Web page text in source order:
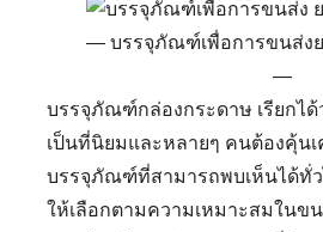
บรรจุภัณฑ์เพื่อการขนส่ง
บรรจุภัณฑ์กล่องกระดาษ เรียกไ
เป็นที่นิยมและหลายๆ คนต้องคุ้น
บรรจุภัณฑ์ที่สามารถพบเห็นได้ทั่
ให้เลือกตามความเหมาะสมในข